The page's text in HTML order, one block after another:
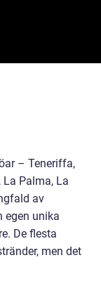
– Teneriffa,
La Palma, La
av
egen unika
De flesta
men det